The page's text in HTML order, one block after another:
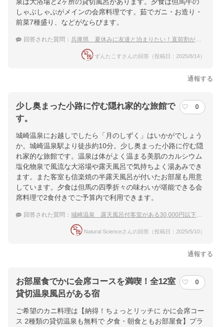
泉は大浴場と2ヶ所の貸切風呂があります。夕食は但馬牛の
しゃぶしゃぶがメインの会席料理です。茹でガニ・お造り・
前菜7種盛り、などがならびます。
回答された質問： 兵庫県 夏休みに友達と泊まりたい！直前割が利用できるおすすめ温泉宿
ずんたこすさんの回答（投稿日：2025/8/14）
通報する
少し奥まった小路に佇む隠れ家的な旅館で
す。
0
城崎温泉にお越しでしたら「月のしずく」はいかがでしょう
か。城崎温泉駅より徒歩約10分。少し奥まった小路に佇む隠
れ家的な旅館です。温泉は体がよく温まる美肌のカルシウム
塩化物泉で風流な大浴場や露天風呂で気持ちよく湯あみでき
ます。また客室も信楽焼の半露天風呂が付いたお部屋も用意
しています。夕食は但馬の四季折々の味わいが堪能できる会
席料理で2食付きでご予算内で利用できます。
回答された質問： 城崎温泉 露天風呂付客室がある30,000円以下で泊まれる温泉宿のおすすめは？
Natural Scienceさんの回答（投稿日：2025/5/10）
通報する
お部屋食でかに会席コースを満喫！全12室
貸切温泉風呂がある宿
0
ご希望のカニ料理は【納得！ちょっとリッチに かに会席コー
ス 2種類の貸切温泉も無料で 夕食・朝食ともお部屋食】プラ